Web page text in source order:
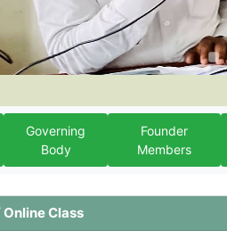
Governing
Body
Founder
Members
Class